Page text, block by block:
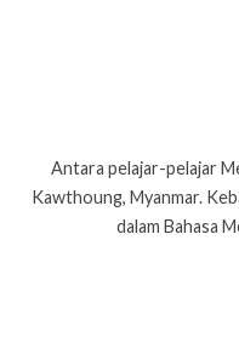
Antara pelajar-pelajar
Kawthoung, Myanmar.
dalam Bahasa